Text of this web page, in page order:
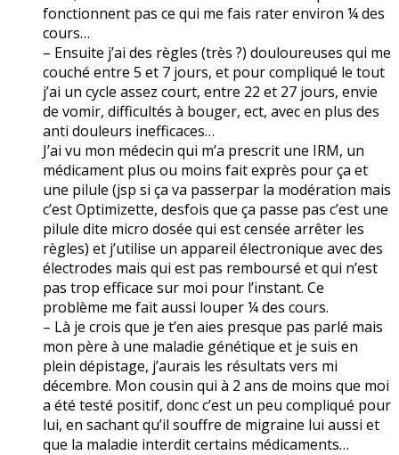
fonctionnent pas ce qui me fais rater environ ¼ des
cours…
– Ensuite j’ai des règles (très ?) douloureuses qui me
couché entre 5 et 7 jours, et pour compliqué le tout
j’ai un cycle assez court, entre 22 et 27 jours, envie
de vomir, difficultés à bouger, ect, avec en plus des
anti douleurs inefficaces…
J’ai vu mon médecin qui m’a prescrit une IRM, un
médicament plus ou moins fait exprès pour ça et
une pilule (jsp si ça va passerpar la modération mais
c’est Optimizette, desfois que ça passe pas c’est une
pilule dite micro dosée qui est censée arrêter les
règles) et j’utilise un appareil électronique avec des
électrodes mais qui est pas remboursé et qui n’est
pas trop efficace sur moi pour l’instant. Ce
problème me fait aussi louper ¼ des cours.
– Là je crois que je t’en aies presque pas parlé mais
mon père à une maladie génétique et je suis en
plein dépistage, j’aurais les résultats vers mi
décembre. Mon cousin qui à 2 ans de moins que moi
a été testé positif, donc c’est un peu compliqué pour
lui, en sachant qu’il souffre de migraine lui aussi et
que la maladie interdit certains médicaments…